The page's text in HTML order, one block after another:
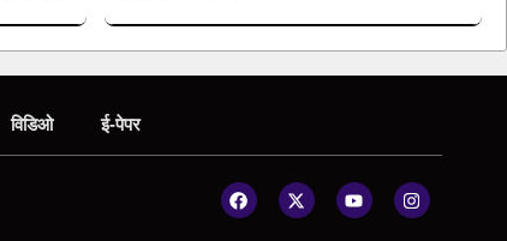
विडिओ ई-पेपर